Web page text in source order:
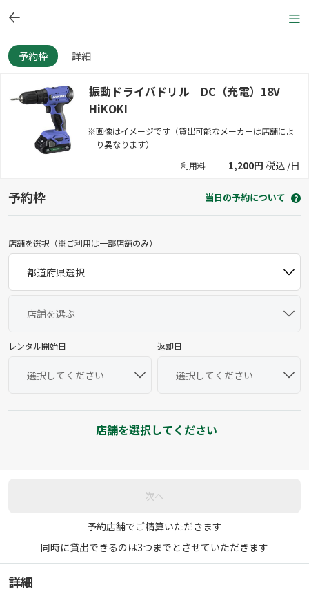
予約枠 詳細
振動ドライバドリル DC（充電）18V
HiKOKI
※画像はイメージです（貸出可能なメーカーは店舗によ
り異なります）
利用料
1,200円 税込 /日
予約枠 当日の予約について
店舗を選択（※ご利用は一部店舗のみ）
レンタル開始日 返却日
店舗を選択してください
次へ
予約店舗でご精算いただきます
同時に貸出できるのは3つまでとさせていただきます
詳細